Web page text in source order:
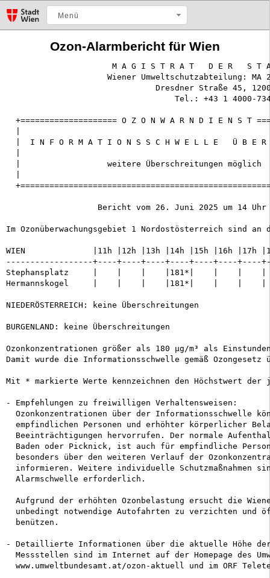
Menü
Ozon-Alarmbericht für Wien
M A G I S T R A T   D E R   S T
Wiener Umweltschutzabteilung: MA
Dresdner Straße 45,
+==================== O Z O N W A R N D I E N S T
|  I N F O R M A T I O N S S C H W E L L E   Ü B E
|                  weitere Überschreitungen möglich
                   Bericht vom 26. Juni 2025 um 14 Uhr
Im Ozonüberwachungsgebiet 1 Nordostösterreich sind an
WIEN              |11h |12h |13h |14h |15h |16h |17h
------------------+----+----+----+----+----+----+----
Stephansplatz     |    |    |    |181*|    |    |
Hermannskogel     |    |    |    |181*|    |
NIEDERÖSTERREICH: keine Überschreitungen
BURGENLAND: keine Überschreitungen
Ozonkonzentrationen größer als 180 µg/m³ als
Damit wurde die Informationsschwelle gemäß
Mit * markierte Werte kennzeichnen den Höchstwert
- Empfehlungen zu freiwilligen Verhaltensweisen:
Ozonkonzentrationen über der Informationsschwelle
empfindlichen Personen und erhöhter körperlicher
Beeinträchtigungen hervorrufen. Der normale
Baden oder Picknick, ist auch für empfindliche
besonders über den weiteren Verlauf der
informieren. Weitere individuelle Schutzmaßnahmen
  Alarmschwelle erforderlich.
Aufgrund der erhöhten Ozonbelastung ersucht die
unbedingt notwendige Autofahrten zu verzichten und
  benützen.
- Detaillierte Informationen über die aktuelle Höhe der
Messstellen sind im Internet auf der Homepage des
www.umweltbundesamt.at/ozon-aktuell und im ORF